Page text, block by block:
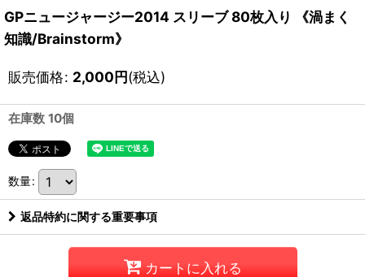
GPニュージャージー2014 スリーブ 80枚入り 《渦まく
知識/Brainstorm》
販売価格: 2,000円(税込)
在庫数 10個
数量:
返品特約に関する重要事項
カートに入れる